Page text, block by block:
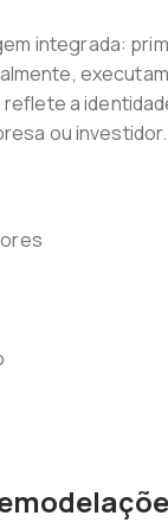
integrada:
a
ou investidor.